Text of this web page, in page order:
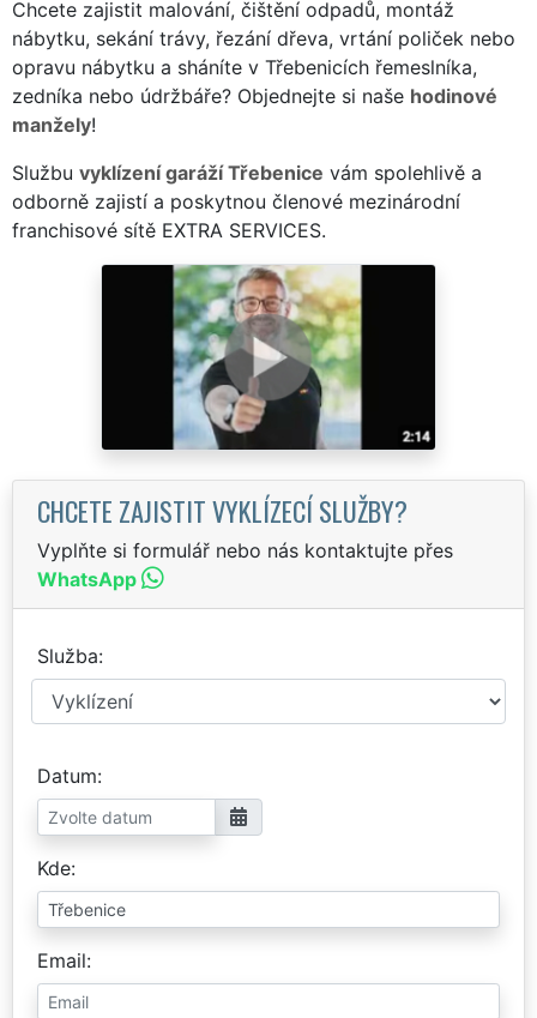
Chcete zajistit malování, čištění odpadů, montáž
nábytku, sekání trávy, řezání dřeva, vrtání poliček nebo
opravu nábytku a sháníte v Třebenicích řemeslníka,
zedníka nebo údržbáře? Objednejte si naše hodinové
manžely!
Službu vyklízení garáží Třebenice vám spolehlivě a
odborně zajistí a poskytnou členové mezinárodní
franchisové sítě EXTRA SERVICES.
CHCETE ZAJISTIT VYKLÍZECÍ SLUŽBY?
Vyplňte si formulář nebo nás kontaktujte přes
WhatsApp
Služba
Datum
Kde
Email